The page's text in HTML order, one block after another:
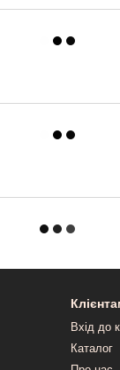
Вхід до
Каталог